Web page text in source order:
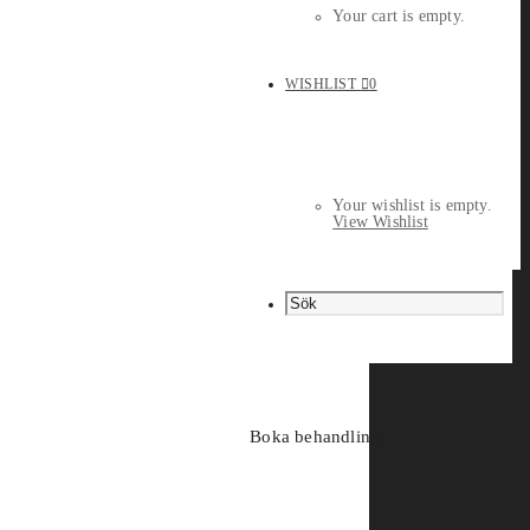
Your cart is empty.
WISHLIST 0
Your wishlist is empty.
View Wishlist
Boka behandling